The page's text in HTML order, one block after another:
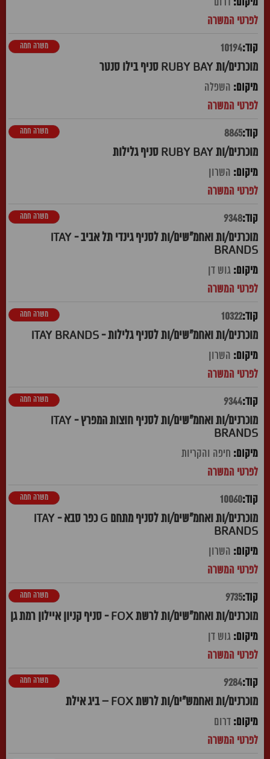
10194
מוכרנים/ות RUBY BAY סניף בילו סנטר
משרה חמה
השפלה
8865
מוכרנים/ות RUBY BAY סניף גלילות
משרה חמה
השרון
9348
מוכרנים/ות ואחמ"שים/ות לסניף גינדי תל אביב - ITAY
BRANDS
משרה חמה
גוש דן
10322
מוכרנים/ות ואחמ"שים/ות לסניף גלילות - ITAY BRANDS
משרה חמה
השרון
9344
מוכרנים/ות ואחמ"שים/ות לסניף חוצות המפרץ - ITAY
BRANDS
משרה חמה
חיפה והקריות
10060
מוכרנים/ות ואחמ"שים/ות לסניף מתחם G כפר סבא - ITAY
BRANDS
משרה חמה
השרון
9735
מוכרנים/ות ואחמ"שים/ות לרשת FOX - סניף קניון איילון רמת גן
משרה חמה
גוש דן
9284
מוכרנים/ות ואחמש"ים/ות לרשת FOX – ביג אילת
משרה חמה
דרום